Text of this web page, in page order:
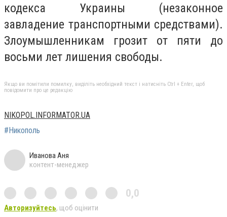
кодекса Украины (незаконное
завладение транспортными средствами).
Злоумышленникам грозит от пяти до
восьми лет лишения свободы.
Якщо ви помітили помилку, виділіть необхідний текст і натисніть Ctrl + Enter, щоб
повідомити про це редакцію
NIKOPOL.INFORMATOR.UA
#Никополь
Иванова Аня
контент-менеджер
0,0
Авторизуйтесь, щоб оцінити